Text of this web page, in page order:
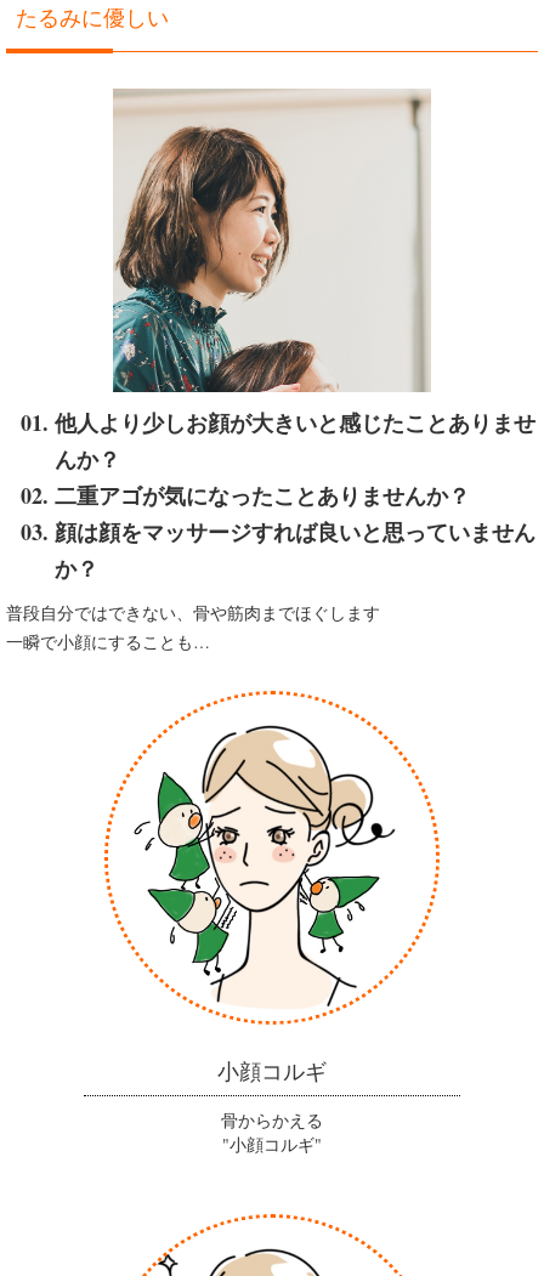
たるみに優しい
他人より少しお顔が大きいと感じたことありませ
んか？
二重アゴが気になったことありませんか？
顔は顔をマッサージすれば良いと思っていません
か？
普段自分ではできない、骨や筋肉までほぐします
一瞬で小顔にすることも…
小顔コルギ
骨からかえる
"小顔コルギ"